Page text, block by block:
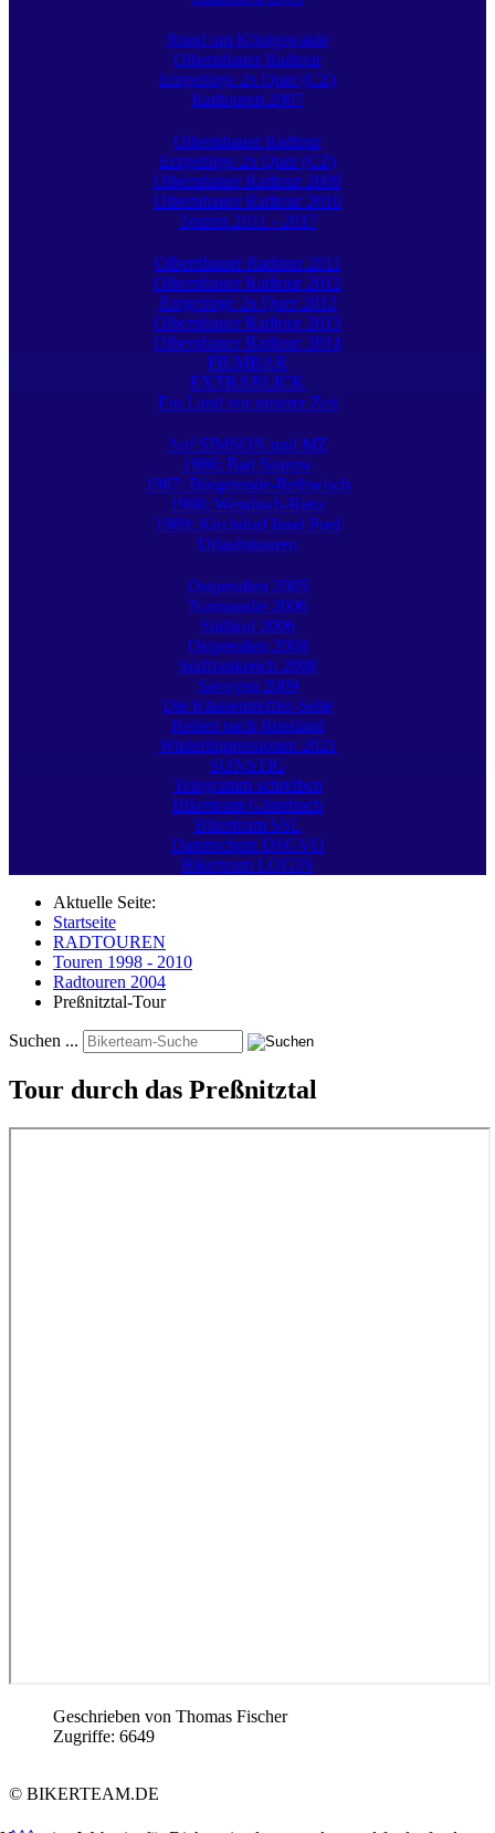
Rund um Königswalde
Olbernhauer Radtour
Erzgebirge 2x Quer (CZ)
Radtouren 2007
Olbernhauer Radtour
Erzgebirge 2x Quer (CZ)
Olbernhauer Radtour 2009
Olbernhauer Radtour 2010
Touren 2011 - 2017
Olbernhauer Radtour 2011
Olbernhauer Radtour 2012
Erzgebirge 2x Quer 2012
Olbernhauer Radtour 2013
Olbernhauer Radtour 2014
FILMBAR
EXTRABLICK
Ein Land vor unserer Zeit
Auf SIMSON und MZ
1986: Bad Saarow
1987: Börgerende-Rethwisch
1988: Wendisch-Rietz
1989: Kirchdorf Insel Poel
Urlaubstouren
Ostpreußen 2005
Normandie 2006
Südtirol 2006
Ostpreußen 2008
Südfrankreich 2008
Savoyen 2009
Die Klassentreffen-Seite
Reisen nach Russland
Winterimpressionen 2021
SONSTIG
Telegramm schreiben
Bikerteam Gästebuch
Bikerteam SSL
Datenschutz DSGVO
Bikerteam LOGIN
Aktuelle Seite:
Startseite
RADTOUREN
Touren 1998 - 2010
Radtouren 2004
Preßnitztal-Tour
Suchen ...
Tour durch das Preßnitztal
Geschrieben von Thomas Fischer
Zugriffe: 6649
© BIKERTEAM.DE